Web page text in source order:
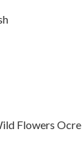
Flowers Ocre